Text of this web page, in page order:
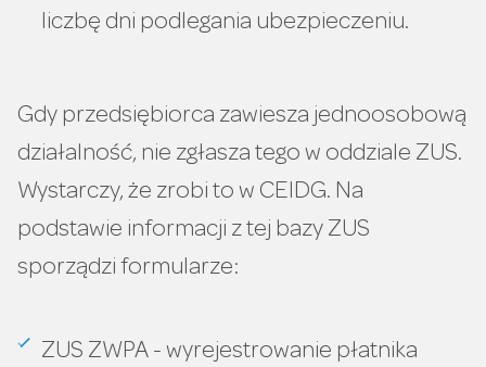
liczbę dni podlegania ubezpieczeniu.
Gdy przedsiębiorca zawiesza jednoosobową
działalność, nie zgłasza tego w oddziale ZUS.
Wystarczy, że zrobi to w CEIDG. Na
podstawie informacji z tej bazy ZUS
sporządzi formularze:
ZUS ZWPA - wyrejestrowanie płatnika